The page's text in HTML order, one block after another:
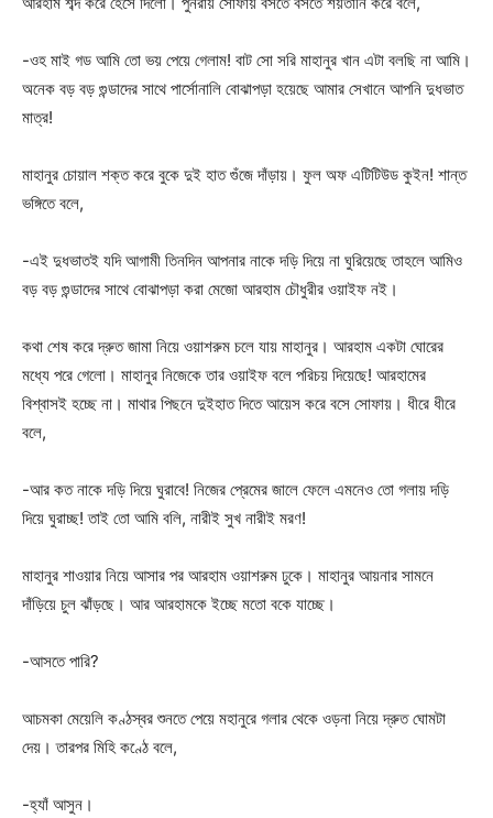
-ওহ মাই গড আমি তো ভয় পেয়ে গেলাম! বাট সো সরি মাহানুর খান এটা বলছি না আমি।
অনেক বড় বড় গুন্ডাদের সাথে পার্সোনালি বোঝাপড়া হয়েছে আমার সেখানে আপনি দুধভাত
মাত্র!
মাহানুর চোয়াল শক্ত করে বুকে দুই হাত গুঁজে দাঁড়ায়। ফুল অফ এটিটিউড কুইন! শান্ত
ভঙ্গিতে বলে,
-এই দুধভাতই যদি আগামী তিনদিন আপনার নাকে দড়ি দিয়ে না ঘুরিয়েছে তাহলে আমিও
বড় বড় গুন্ডাদের সাথে বোঝাপড়া করা মেজো আরহাম চৌধুরীর ওয়াইফ নই।
কথা শেষ করে দ্রুত জামা নিয়ে ওয়াশরুম চলে যায় মাহানুর। আরহাম একটা ঘোরের
মধ্যে পরে গেলো। মাহানুর নিজেকে তার ওয়াইফ বলে পরিচয় দিয়েছে! আরহামের
বিশ্বাসই হচ্ছে না। মাথার পিছনে দুইহাত দিতে আয়েস করে বসে সোফায়। ধীরে ধীরে
বলে,
-আর কত নাকে দড়ি দিয়ে ঘুরাবে! নিজের প্রেমের জালে ফেলে এমনেও তো গলায় দড়ি
দিয়ে ঘুরাচ্ছ! তাই তো আমি বলি, নারীই সুখ নারীই মরণ!
মাহানুর শাওয়ার নিয়ে আসার পর আরহাম ওয়াশরুম ঢুকে। মাহানুর আয়নার সামনে
দাঁড়িয়ে চুল ঝাঁড়ছে। আর আরহামকে ইচ্ছে মতো বকে যাচ্ছে।
-আসতে পারি?
আচমকা মেয়েলি কণ্ঠস্বর শুনতে পেয়ে মহানুরে গলার থেকে ওড়না নিয়ে দ্রুত ঘোমটা
দেয়। তারপর মিহি কণ্ঠে বলে,
-হ্যাঁ আসুন।